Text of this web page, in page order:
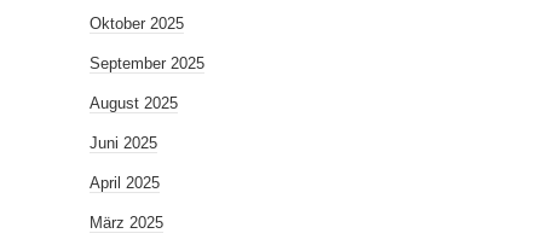
Oktober 2025
September 2025
August 2025
Juni 2025
April 2025
März 2025